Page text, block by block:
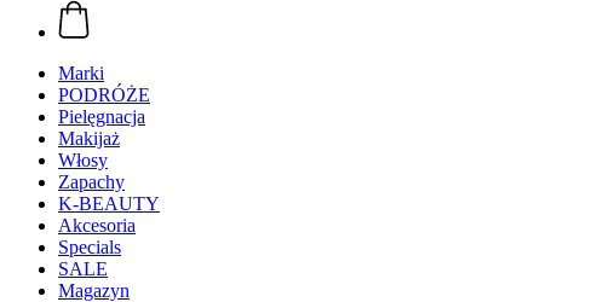
Marki
PODRÓŻE
Pielęgnacja
Makijaż
Włosy
Zapachy
K-BEAUTY
Akcesoria
Specials
SALE
Magazyn